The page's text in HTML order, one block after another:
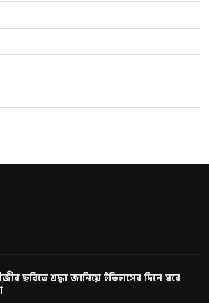
ছবিতে শ্রদ্ধা জানিয়ে ইতিহাসের দিনে ঘরে